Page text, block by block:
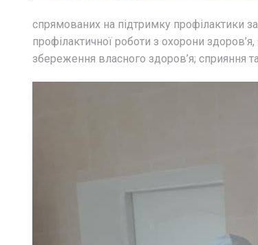
спрямованих на підтримку профілактики
профілактичної роботи з охорони
збереження власного здоров’я; сприяння